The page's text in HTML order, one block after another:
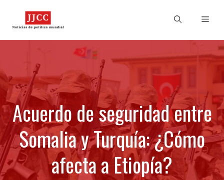
Acuerdo de seguridad entre
Somalia y Turquía: ¿Cómo
afecta a Etiopía?